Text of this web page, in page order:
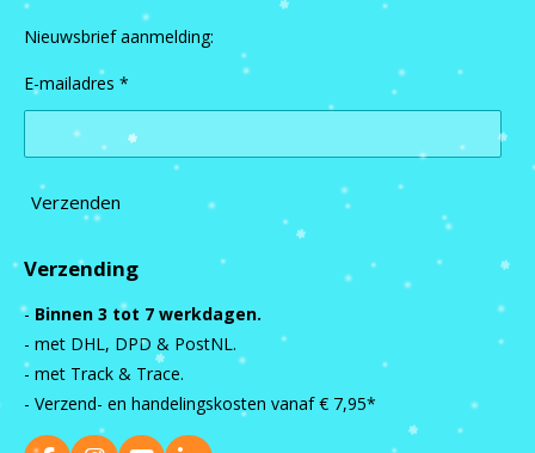
Nieuwsbrief aanmelding:
E-mailadres *
Verzenden
Verzending
- Binnen 3 tot 7 werkdagen.
- met DHL, DPD & PostNL.
- met Track & Trace.
- Verzend- en handelingskosten vanaf € 7,95*